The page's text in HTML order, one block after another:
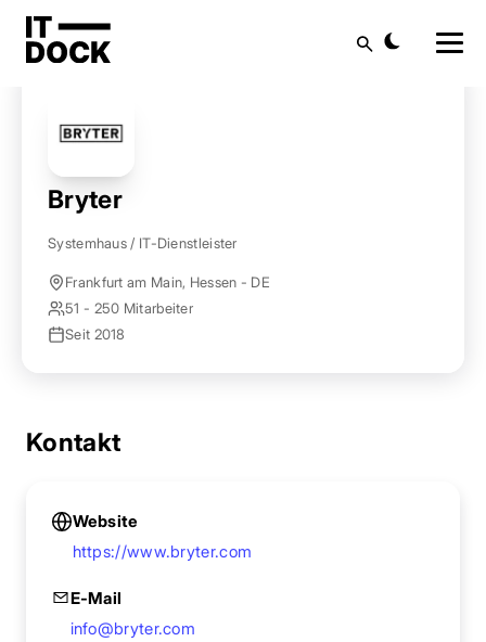
Startseite Anbieter finden
Bryter
Systemhaus / IT-Dienstleister
Frankfurt am Main, Hessen - DE
51 - 250 Mitarbeiter
Seit 2018
Kontakt
Website
https://www.bryter.com
E-Mail
info@bryter.com